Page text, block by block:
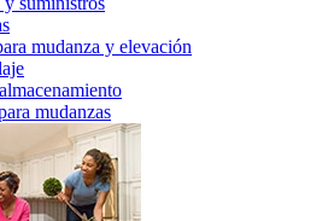
mudanza y elevación
mudanzas